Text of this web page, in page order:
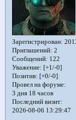
Зарегистрирован:
Приглашений: 2
Сообщений: 122
Уважение: [+1/-0]
Позитив: [+0/-0]
Провел на форуме:
3 дня 18 часов
Последний визит:
2026-08-06 13:29:47